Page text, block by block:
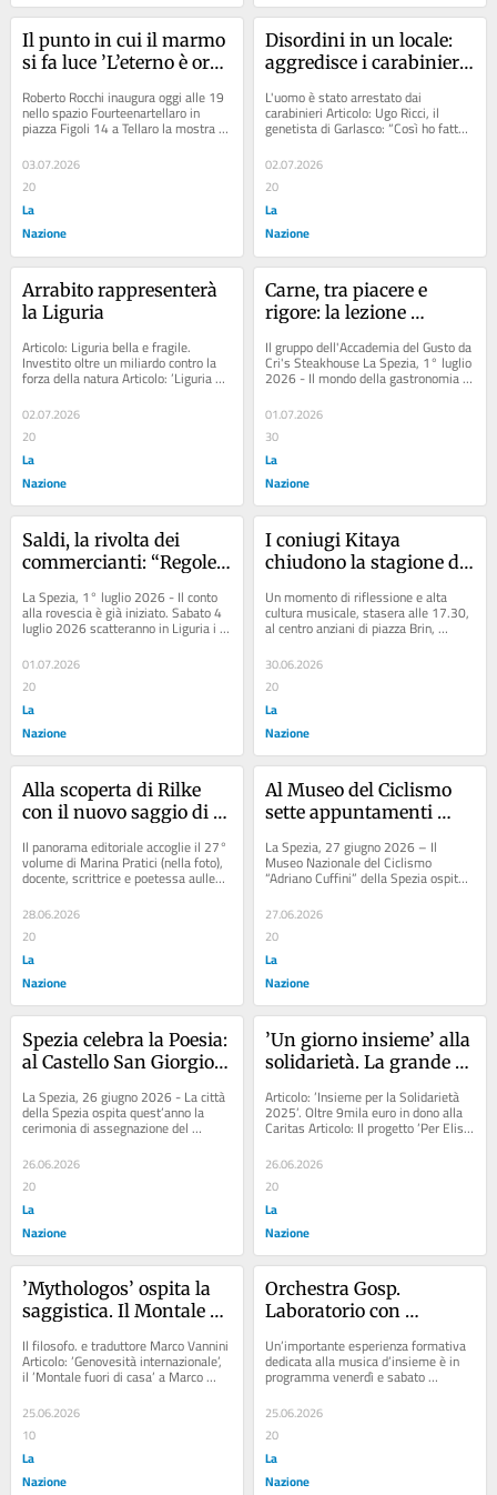
Il punto in cui il marmo
si fa luce ’L’eterno è ora’,
Roberto Rocchi inaugura oggi alle 19
nello spazio Fourteenartellaro in
piazza Figoli 14 a Tellaro la mostra
’L’eterno è ora’ Articolo: Spazi...
03.07.2026
20
La
Nazione
Disordini in un locale:
aggredisce i carabinieri,
L'uomo è stato arrestato dai
carabinieri Articolo: Ugo Ricci, il
genetista di Garlasco: “Così ho fatto
riaprire il caso. Il Dna scardina una...
02.07.2026
20
La
Nazione
Arrabito rappresenterà
la Liguria
Articolo: Liguria bella e fragile.
Investito oltre un miliardo contro la
forza della natura Articolo: ’Liguria da
02.07.2026
20
La
Nazione
Carne, tra piacere e
rigore: la lezione
Gusto alla Cri’s
Steakhouse
Il gruppo dell'Accademia del Gusto da
Cri's Steakhouse La Spezia, 1° luglio
2026 - Il mondo della gastronomia
non vive di solo gusto....
01.07.2026
30
La
Nazione
Saldi, la rivolta dei
commercianti: “Regole
riforma e un posticipo”
La Spezia, 1° luglio 2026 - Il conto
alla rovescia è già iniziato. Sabato 4
luglio 2026 scatteranno in Liguria i
saldi estivi, una finestra...
01.07.2026
20
La
Nazione
I coniugi Kitaya
chiudono la stagione dei
Un momento di riflessione e alta
cultura musicale, stasera alle 17.30,
al centro anziani di piazza Brin,
situato in... Articolo: Si canta e si
balla...
30.06.2026
20
La
Nazione
Alla scoperta di Rilke
con il nuovo saggio di
Il panorama editoriale accoglie il 27°
volume di Marina Pratici (nella foto),
docente, scrittrice e poetessa aullese
che per molti... Articolo: I...
28.06.2026
20
La
Nazione
Al Museo del Ciclismo
sette appuntamenti
La Spezia, 27 giugno 2026 – Il
Museo Nazionale del Ciclismo
“Adriano Cuffini” della Spezia ospita
un nuovo ciclo di presentazioni
editoriali...
27.06.2026
20
La
Nazione
Spezia celebra la Poesia:
al Castello San Giorgio il
La Spezia, 26 giugno 2026 - La città
della Spezia ospita quest’anno la
cerimonia di assegnazione del
Premio LericiPea “Edito”, una delle...
26.06.2026
20
La
Nazione
’Un giorno insieme’ alla
solidarietà. La grande
Il ricavato al reparto di
oncologia
Articolo: ’Insieme per la Solidarietà
2025’. Oltre 9mila euro in dono alla
Caritas Articolo: Il progetto ’Per Elisa’
al Meyer. L’iniziativa...
26.06.2026
20
La
Nazione
’Mythologos’ ospita la
saggistica. Il Montale
Stasera sarà conferito il
premio
Il filosofo. e traduttore Marco Vannini
Articolo: ’Genovesità internazionale’,
il ’Montale fuori di casa’ a Marco
25.06.2026
10
La
Nazione
Orchestra Gosp.
Laboratorio con
Un’importante esperienza formativa
dedicata alla musica d’insieme è in
programma venerdì e sabato
all’oratorio della Parrocchia dei
Santi...
25.06.2026
20
La
Nazione